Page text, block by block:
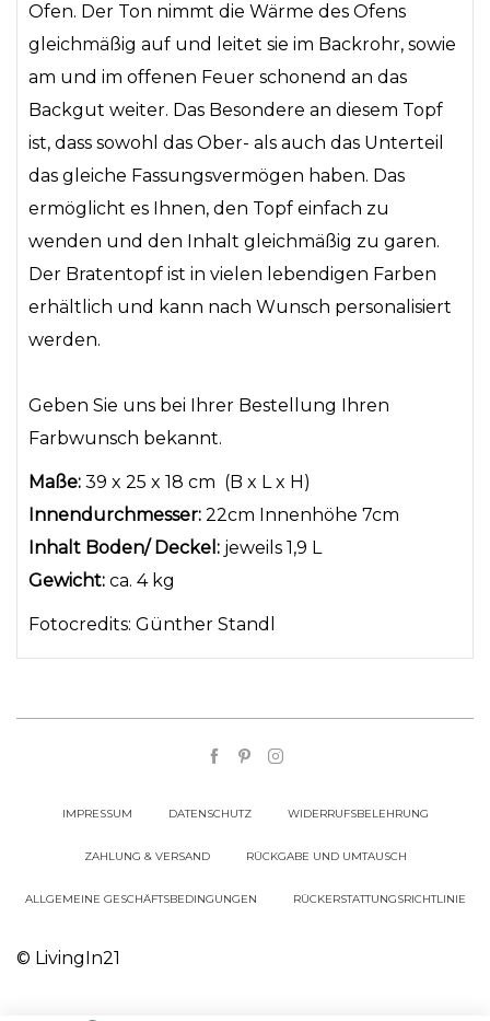
Ofen. Der Ton nimmt die Wärme des Ofens
gleichmäßig auf und leitet sie im Backrohr, sowie
am und im offenen Feuer schonend an das
Backgut weiter. Das Besondere an diesem Topf
ist, dass sowohl das Ober- als auch das Unterteil
das gleiche Fassungsvermögen haben. Das
ermöglicht es Ihnen, den Topf einfach zu
wenden und den Inhalt gleichmäßig zu garen.
Der Bratentopf ist in vielen lebendigen Farben
erhältlich und kann nach Wunsch personalisiert
werden.
Geben Sie uns bei Ihrer Bestellung Ihren
Farbwunsch bekannt.
Maße: 39 x 25 x 18 cm (B x L x H)
Innendurchmesser: 22cm Innenhöhe 7cm
Inhalt Boden/ Deckel: jeweils 1,9 L
Gewicht: ca. 4 kg
Fotocredits: Günther Standl
IMPRESSUM DATENSCHUTZ WIDERRUFSBELEHRUNG
ZAHLUNG & VERSAND RÜCKGABE UND UMTAUSCH
ALLGEMEINE GESCHÄFTSBEDINGUNGEN RÜCKERSTATTUNGSRICHTLINIE
© LivingIn21